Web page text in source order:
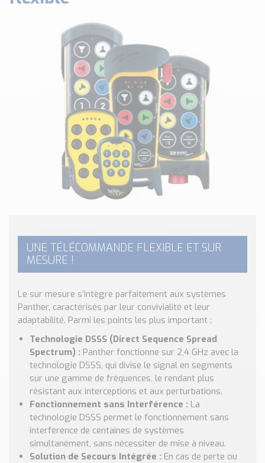
ENDRESS+HAUSER
SCHMERSAL
IDEM SAFETY
Voir toutes les marques …
Nos outils et simulateurs
Téléchargement (Logiciels, Documents,..)
Formulaire sonde température
Convertisseur de pression
Formulaire Débitmètre
Blog
Nos Réalisations
Catalogue des essentiels pour les brasseries et micro-
brasseries
Contact & Devis
Devis, Tarifs, Renseignements techniques
UNE TÉLÉCOMMANDE FLEXIBLE ET SUR
MESURE !
Le sur mesure s’intègre parfaitement aux systèmes
Panther, caractérisés par leur convivialité et leur
adaptabilité. Parmi les points les plus important :
Technologie DSSS (Direct Sequence Spread
Spectrum) : Panther fonctionne sur 2,4 GHz avec la
technologie DSSS, qui divise le signal en segments
sur une gamme de fréquences, le rendant plus
résistant aux interceptions et aux perturbations.
Fonctionnement sans Interférence : La
technologie DSSS permet le fonctionnement sans
interférence de centaines de systèmes
simultanément, sans nécessiter de mise à niveau.
Solution de Secours Intégrée : En cas de perte ou